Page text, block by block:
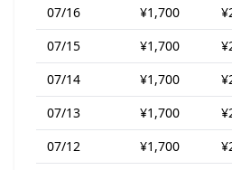
07/16 ¥1,700
07/15
¥1,700
07/14
¥1,700
07/13
¥1,700
07/12
¥1,700